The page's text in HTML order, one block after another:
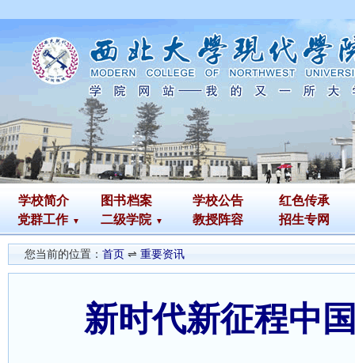
学校简介 图书档案 学校公告
红色传承
党群工作
二级学院 教授阵容 招生专网
您当前的位置： 首页 ⇌ 重要资讯
新时代新征程中